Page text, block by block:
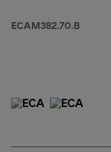
ECAM382.70.B